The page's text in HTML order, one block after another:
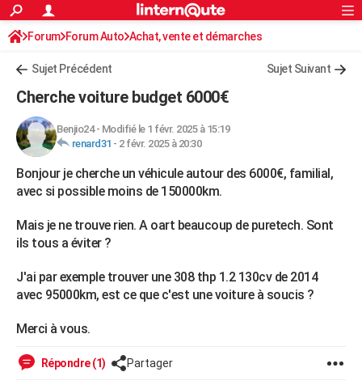
ACTUALITÉS
Politique
Société
Faits Divers
Education
Monde
Villes
+
FINANCE
Retraite
Impôts
Epargne
Immobilier
Risques naturels par ville
Banque
Assurance
Crédit
AUTO
Essais
Réserver un essai
Citadines
Berlines
SUV
Forum auto
+HIGH-TECH
Forum
Aménagement intérieur
Extérieur
Cuisine
Salle de bains
Jardinage
Rangement
WEEK-END
Guides de France
Escapades
Patrimoine
Expositions
Musées
Week-end nature
+LIFESTYLE
S'inscrire
Connexion
Forum Forum Auto Achat, vente et démarches
Avis sur les modèles
Sujet Précédent Sujet Suivant
Cherche voiture budget 6000€
Benjio24- Modifié le 1 févr. 2025 à 15:19
renard31 - 2 févr. 2025 à 20:30
Bonjour je cherche un véhicule autour des 6000€, familial,
avec si possible moins de 150000km.
Mais je ne trouve rien. A oart beaucoup de puretech. Sont
ils tous a éviter ?
J'ai par exemple trouver une 308 thp 1.2 130cv de 2014
avec 95000km, est ce que c'est une voiture à soucis ?
Merci à vous.
Répondre (1) Partager